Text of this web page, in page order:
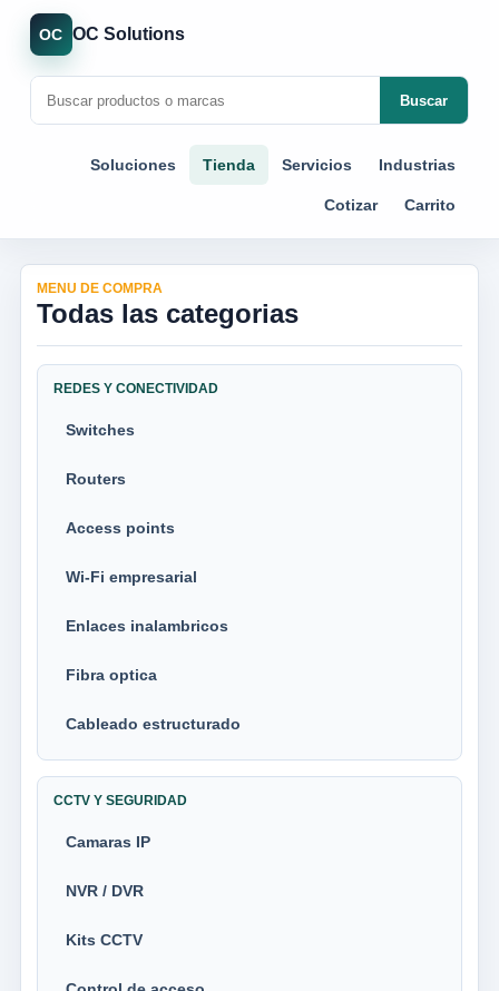
OC OC Solutions
Buscar
Soluciones Tienda Servicios Industrias
Cotizar Carrito
MENU DE COMPRA
Todas las categorias
REDES Y CONECTIVIDAD
Switches
Routers
Access points
Wi-Fi empresarial
Enlaces inalambricos
Fibra optica
Cableado estructurado
CCTV Y SEGURIDAD
Camaras IP
NVR / DVR
Kits CCTV